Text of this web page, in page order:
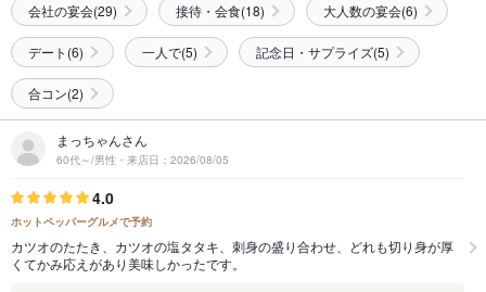
会社の宴会(29) 接待・会食(18) 大人数の宴会(6)
デート(6) 一人で(5) 記念日・サプライズ(5)
合コン(2)
まっちゃんさん
60代～/男性・来店日：2026/08/05
4.0
ホットペッパーグルメで予約
カツオのたたき、カツオの塩タタキ、刺身の盛り合わせ、どれも切り身が厚
くてかみ応えがあり美味しかったです。